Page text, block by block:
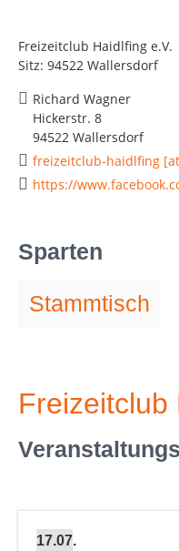
Freizeitclub Haidlfing e.V.
Sitz: 94522 Wallersdorf
Richard Wagner
Hickerstr. 8
94522 Wallersdorf
freizeitclub-haidlfing
https://
Sparten
Stammtisch
Freizeitclub
17.07.